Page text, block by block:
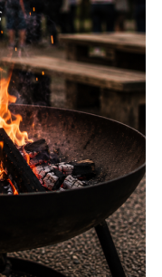
Instagram
Flick TikTok